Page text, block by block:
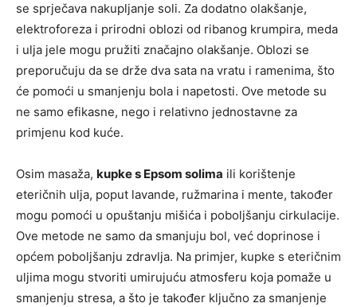
se sprječava nakupljanje soli. Za dodatno olakšanje,
elektroforeza i prirodni oblozi od ribanog krumpira, meda
i ulja jele mogu pružiti značajno olakšanje. Oblozi se
preporučuju da se drže dva sata na vratu i ramenima, što
će pomoći u smanjenju bola i napetosti. Ove metode su
ne samo efikasne, nego i relativno jednostavne za
primjenu kod kuće.
Osim masaža, kupke s Epsom solima ili korištenje
eteričnih ulja, poput lavande, ružmarina i mente, također
mogu pomoći u opuštanju mišića i poboljšanju cirkulacije.
Ove metode ne samo da smanjuju bol, već doprinose i
općem poboljšanju zdravlja. Na primjer, kupke s eteričnim
uljima mogu stvoriti umirujuću atmosferu koja pomaže u
smanjenju stresa, a što je također ključno za smanjenje